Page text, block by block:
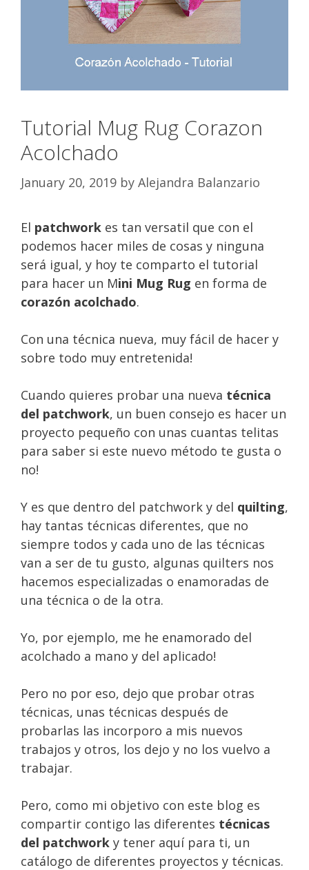
Tutorial Mug Rug Corazon
Acolchado
January 20, 2019 by Alejandra Balanzario
El patchwork es tan versatil que con el
podemos hacer miles de cosas y ninguna
será igual, y hoy te comparto el tutorial
para hacer un Mini Mug Rug en forma de
corazón acolchado.
Con una técnica nueva, muy fácil de hacer y
sobre todo muy entretenida!
Cuando quieres probar una nueva técnica
del patchwork, un buen consejo es hacer un
proyecto pequeño con unas cuantas telitas
para saber si este nuevo método te gusta o
no!
Y es que dentro del patchwork y del quilting,
hay tantas técnicas diferentes, que no
siempre todos y cada uno de las técnicas
van a ser de tu gusto, algunas quilters nos
hacemos especializadas o enamoradas de
una técnica o de la otra.
Yo, por ejemplo, me he enamorado del
acolchado a mano y del aplicado!
Pero no por eso, dejo que probar otras
técnicas, unas técnicas después de
probarlas las incorporo a mis nuevos
trabajos y otros, los dejo y no los vuelvo a
trabajar.
Pero, como mi objetivo con este blog es
compartir contigo las diferentes técnicas
del patchwork y tener aquí para ti, un
catálogo de diferentes proyectos y técnicas.